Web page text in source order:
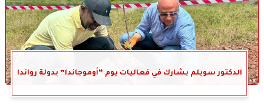
الدكتور سويلم يشارك في فعاليات يوم “أوموجاندا” بدولة رواندا